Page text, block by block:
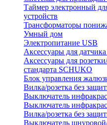
Таймер электронный
устройств
Трансформаторы
Умный дом
Электропитание USB
Аксессуары для
Аксессуары для
стандарта SCHUKO
Блок управления
Вилка/розетка без
Выключатель
Выключатель
Вилка/розетка без
Выключатель